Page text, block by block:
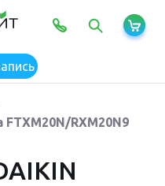
×
RXM20N9